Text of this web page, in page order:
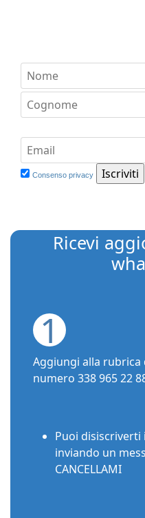
Consenso privacy
Ricevi
1
Aggiungi alla
numero 338 965 22
Puoi
inviando un
CANCELLAMI